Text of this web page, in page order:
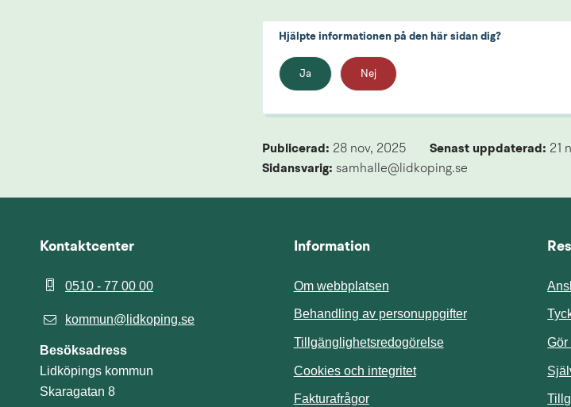
Hjälpte informationen på den här sidan dig?
Ja Nej
Publicerad: 28 nov, 2025 Senast uppdaterad: 21
Sidansvarig: samhalle@lidkoping.se
Kontaktcenter
0510 - 77 00 00
kommun@lidkoping.se
Besöksadress
Lidköpings kommun
Skaragatan 8
Information
Om webbplatsen
Behandling av personuppgifter
Tillgänglighetsredogörelse
Cookies och integritet
Fakturafrågor
Gör